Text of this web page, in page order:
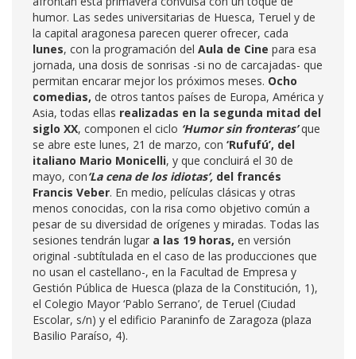
humor. Las sedes universitarias de Huesca, Teruel y de
la capital aragonesa parecen querer ofrecer, cada
lunes, con la programación del Aula de Cine para esa
jornada, una dosis de sonrisas -si no de carcajadas- que
permitan encarar mejor los próximos meses. Ocho
comedias, de otros tantos países de Europa, América y
Asia, todas ellas realizadas en la segunda mitad del
siglo XX, componen el ciclo ‘Humor sin fronteras’que
se abre este lunes, 21 de marzo, con ‘Rufufú’, del
italiano Mario Monicelli, y que concluirá el 30 de
mayo, con‘La cena de los idiotas’, del francés
Francis Veber. En medio, películas clásicas y otras
menos conocidas, con la risa como objetivo común a
pesar de su diversidad de orígenes y miradas. Todas las
sesiones tendrán lugar a las 19 horas, en versión
original -subtítulada en el caso de las producciones que
no usan el castellano-, en la Facultad de Empresa y
Gestión Pública de Huesca (plaza de la Constitución, 1),
el Colegio Mayor ‘Pablo Serrano’, de Teruel (Ciudad
Escolar, s/n) y el edificio Paraninfo de Zaragoza (plaza
Basilio Paraíso, 4).